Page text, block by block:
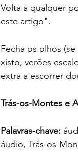
Volta a qualquer
este artigo".
Fecha os olhos
xisto, verões
extra a escorrer
Trás-os-Montes e
Palavras-chave:
áudio, Trás-os-